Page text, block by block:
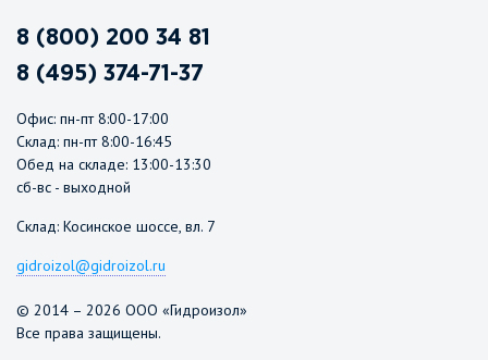
8 (800) 200 34 81
8 (495) 374-71-37
Офис: пн-пт 8:00-17:00
Склад: пн-пт 8:00-16:45
Обед на складе: 13:00-13:30
сб-вс - выходной
Склад: Косинское шоссе, вл. 7
gidroizol@gidroizol.ru
© 2014 – 2026 ООО «Гидроизол»
Все права защищены.